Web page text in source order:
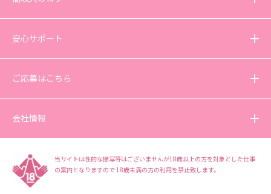
安心サポート
ご応募はこちら
会社情報
当サイトは性的な描写等はございませんが18歳以上の方を対象とした仕事
の案内となりますので18歳未満の方の利用を禁止致します。